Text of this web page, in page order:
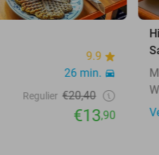
9.9
26 min.
Regulier €20,40
€13,90